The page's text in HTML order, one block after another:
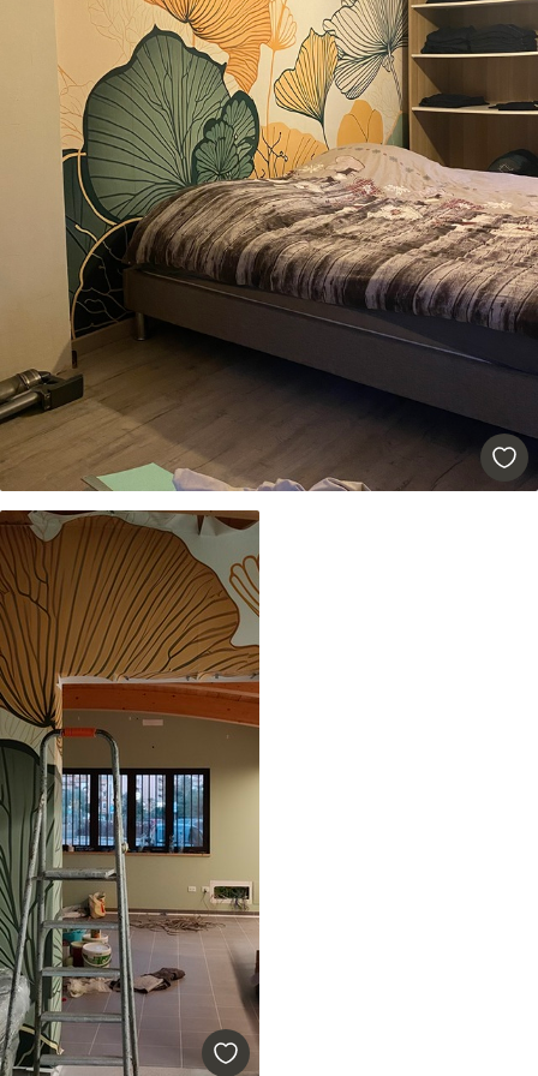
Standard
45.00 27.00€/m²
Premium
.67 34.00€/m²
Premium vinil
.00 39 .00 €/m²
Peel and Stick
81.67 .00